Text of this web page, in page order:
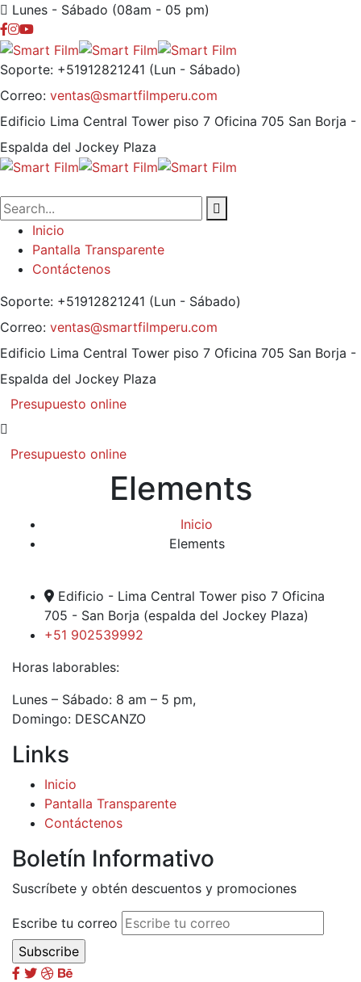
Lunes - Sábado (08am - 05 pm)
Soporte: +51912821241 (Lun - Sábado)
Correo: ventas@smartfilmperu.com
Edificio Lima Central Tower piso 7 Oficina 705 San Borja -
Espalda del Jockey Plaza
Inicio
Pantalla Transparente
Contáctenos
Soporte: +51912821241 (Lun - Sábado)
Correo: ventas@smartfilmperu.com
Edificio Lima Central Tower piso 7 Oficina 705 San Borja -
Espalda del Jockey Plaza
Presupuesto online
Presupuesto online
Elements
Inicio
Elements
Edificio - Lima Central Tower piso 7 Oficina
705 - San Borja (espalda del Jockey Plaza)
+51 902539992
Horas laborables:
Lunes – Sábado: 8 am – 5 pm,
Domingo: DESCANZO
Links
Inicio
Pantalla Transparente
Contáctenos
Boletín Informativo
Suscríbete y obtén descuentos y promociones
Escribe tu correo